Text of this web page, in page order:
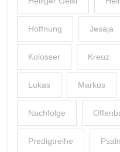
Hoffnung Jesaja
Kolosser Kreuz
Lukas Markus
Nachfolge
Predigtreihe